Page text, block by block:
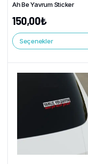
Ah Be Yavrum Sticker
150,00₺
Seçenekler